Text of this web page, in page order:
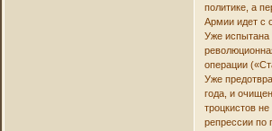
политике, а
Армии идет с
Уже испытана
операции
Уже
года, и
троцкистов
репрессии по